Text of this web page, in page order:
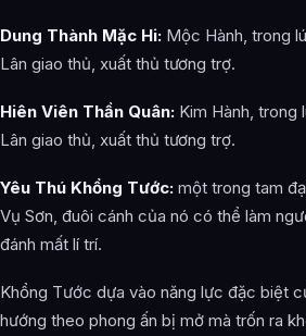
Dung Thành Mặc Hi: Mộc Hành, trong
Lân giao thủ, xuất thủ tương trợ.
Hiên Viên Thần Quân: Kim Hành, trong
Lân giao thủ, xuất thủ tương trợ.
Yêu Thú Khổng Tước: một trong tam
Vụ Sơn, đuôi cánh của nó có thể làm
đánh mất lí trí.
Khổng Tước dựa vào năng lực đặc biệt
hướng theo phong ấn bị mở mà trốn ra